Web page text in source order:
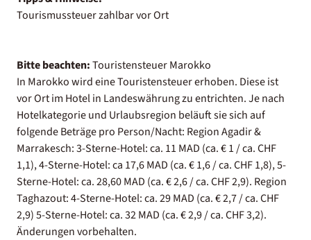
Tourismussteuer zahlbar vor Ort
Bitte beachten:Touristensteuer Marokko
In Marokko wird eine Touristensteuer erhoben. Diese ist
vor Ort im Hotel in Landeswährung zu entrichten. Je nach
Hotelkategorie und Urlaubsregion beläuft sie sich auf
folgende Beträge pro Person/Nacht: Region Agadir &
Marrakesch: 3-Sterne-Hotel: ca. 11 MAD (ca. € 1 / ca. CHF
1,1), 4-Sterne-Hotel: ca 17,6 MAD (ca. € 1,6 / ca. CHF 1,8), 5-
Sterne-Hotel: ca. 28,60 MAD (ca. € 2,6 / ca. CHF 2,9). Region
Taghazout: 4-Sterne-Hotel: ca. 29 MAD (ca. € 2,7 / ca. CHF
2,9) 5-Sterne-Hotel: ca. 32 MAD (ca. € 2,9 / ca. CHF 3,2).
Änderungen vorbehalten.